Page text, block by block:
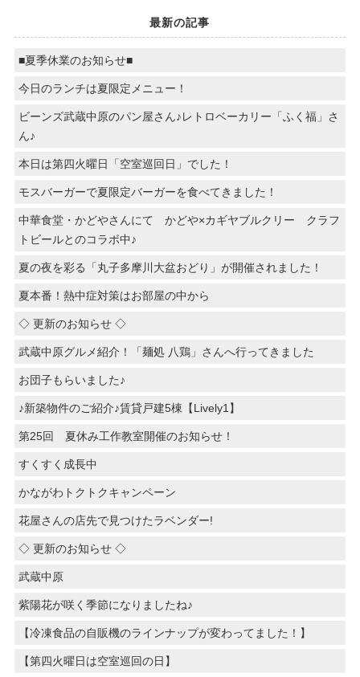
最新の記事
■夏季休業のお知らせ■
今日のランチは夏限定メニュー！
ビーンズ武蔵中原のパン屋さん♪レトロベーカリー「ふく福」さ
ん♪
本日は第四火曜日「空室巡回日」でした！
モスバーガーで夏限定バーガーを食べてきました！
中華食堂・かどやさんにて かどや×カギヤブルクリー クラフ
トビールとのコラボ中♪
夏の夜を彩る「丸子多摩川大盆おどり」が開催されました！
夏本番！熱中症対策はお部屋の中から
◇ 更新のお知らせ ◇
武蔵中原グルメ紹介！「麺処 八鶏」さんへ行ってきました
お団子もらいました♪
♪新築物件のご紹介♪賃貸戸建5棟【Lively1】
第25回 夏休み工作教室開催のお知らせ！
すくすく成長中
かながわトクトクキャンペーン
花屋さんの店先で見つけたラベンダー!
◇ 更新のお知らせ ◇
武蔵中原
紫陽花が咲く季節になりましたね♪
【冷凍食品の自販機のラインナップが変わってました！】
【第四火曜日は空室巡回の日】